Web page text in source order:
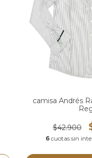
camisa Andrés
$42.900
6 cuotas sin